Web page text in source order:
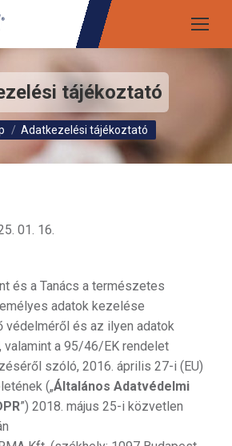
tájékoztató
Adatkezelési tájékoztató
01. 16.
és a Tanács a természetes
adatok kezelése
védelméről és az ilyen adatok
valamint a 95/46/EK rendelet
szóló, 2016. április 27-i (EU)
(„Általános Adatvédelmi
”) 2018. május 25-i közvetlen